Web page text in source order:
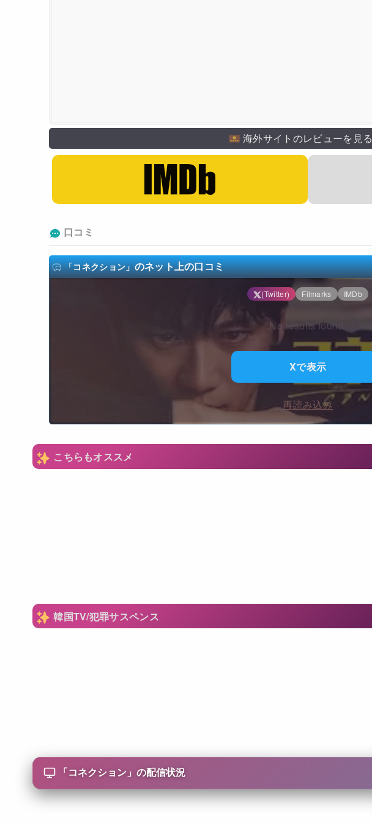
海外サイトのレビューを見る
口コミ
「コネクション」のネット上の口コミ
(Twitter) Filmarks IMDb
No results found.
Xで表示
再読み込み
こちらもオススメ
韓国TV/犯罪サスペンス
「 コネクション」の配信状況